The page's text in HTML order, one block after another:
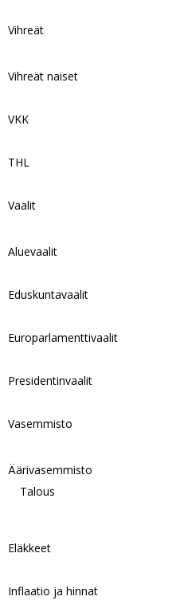
Vihreät
Vihreät naiset
VKK
THL
Vaalit
Aluevaalit
Eduskuntavaalit
Europarlamenttivaalit
Presidentinvaalit
Vasemmisto
Äärivasemmisto
Talous
Eläkkeet
Inflaatio ja hinnat